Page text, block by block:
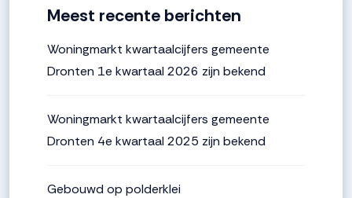
Meest recente berichten
Woningmarkt kwartaalcijfers gemeente
Dronten 1e kwartaal 2026 zijn bekend
Woningmarkt kwartaalcijfers gemeente
Dronten 4e kwartaal 2025 zijn bekend
Gebouwd op polderklei